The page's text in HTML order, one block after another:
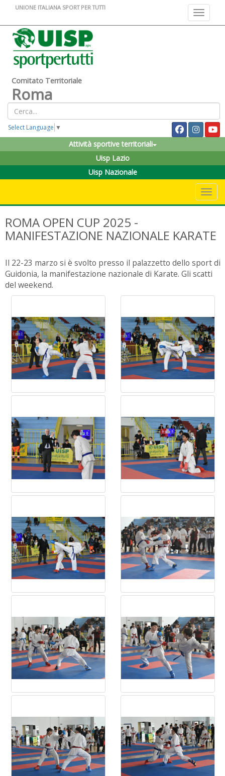
Toggle
UNIONE ITALIANA SPORT PER TUTTI
Comitato Territoriale
Roma
Select Language ▼
Attività sportive territoriali
Uisp Lazio
Uisp Nazionale
ROMA OPEN CUP 2025 -
MANIFESTAZIONE NAZIONALE KARATE
Il 22-23 marzo si è svolto presso il palazzetto dello sport di
Guidonia, la manifestazione nazionale di Karate. Gli scatti
del weekend.